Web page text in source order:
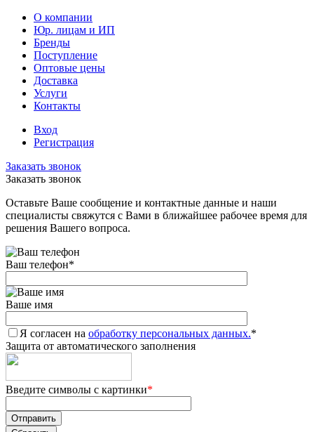
О компании
Юр. лицам и ИП
Бренды
Поступление
Оптовые цены
Доставка
Услуги
Контакты
Вход
Регистрация
Заказать звонок
Заказать звонок
Оставьте Ваше сообщение и контактные данные и наши
специалисты свяжутся с Вами в ближайшее рабочее время для
решения Вашего вопроса.
Ваш телефон*
Ваше имя
Я согласен на обработку персональных данных.*
Защита от автоматического заполнения
Введите символы с картинки*